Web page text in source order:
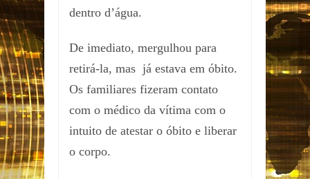
dentro d’água.
De imediato, mergulhou para
retirá-la, mas já estava em óbito.
Os familiares fizeram contato
com o médico da vítima com o
intuito de atestar o óbito e liberar
o corpo.